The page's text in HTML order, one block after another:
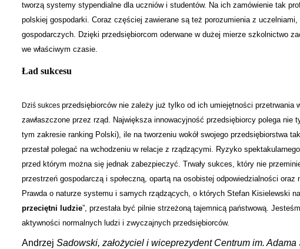
tworzą systemy stypendialne dla uczniów i studentów. Na ich zamówienie tak
polskiej gospodarki. Coraz częściej zawierane są też porozumienia z
gospodarczych. Dzięki przedsiębiorcom oderwane w dużej mierze szkolnictwo
we właściwym czasie.
Ład sukcesu
Dziś sukces przedsiębiorców nie zależy już tylko od ich umiejętności przetrwania
zawłaszczone przez rząd. Największa innowacyjność przedsiębiorcy polega
tym zakresie ranking Polski), ile na tworzeniu wokół swojego przedsiębiorstwa
przestał polegać na wchodzeniu w relacje z rządzącymi. Ryzyko
przed którym można się jednak zabezpieczyć. Trwały sukces, który nie
przestrzeń gospodarczą i społeczną, opartą na osobistej odpowiedzialności
Prawda o naturze systemu i samych rządzących, o których Stefan Kisielewski
przeciętni ludzie”, przestała być pilnie strzeżoną tajemnicą państwową.
aktywności normalnych ludzi i zwyczajnych przedsiębiorców.
Andrzej Sadowski, założyciel i wiceprezydent Centrum im.